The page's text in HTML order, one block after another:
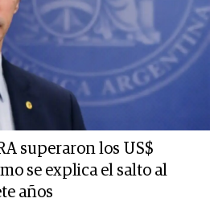
superaron los US$
se explica el salto al
años